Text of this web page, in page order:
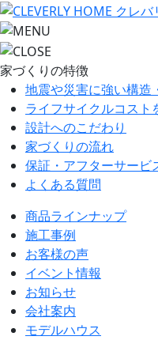
家づくりの特徴
地震や災害に強い構造
ライフサイクルコスト
設計へのこだわり
家づくりの流れ
保証・アフターサービ
よくある質問
商品ラインナップ
施工事例
お客様の声
イベント情報
お知らせ
会社案内
モデルハウス